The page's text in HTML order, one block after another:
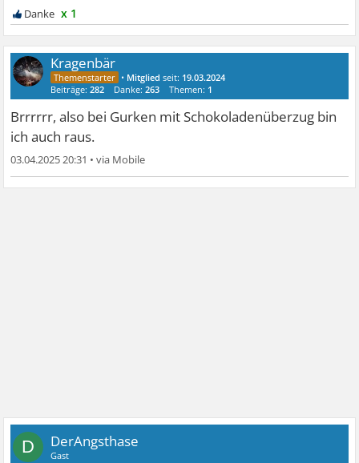
x 1
Kragenbär
• Mitglied seit: 19.03.2024
Beiträge:282 Danke:263 Themen: 1
Brrrrrr, also bei Gurken mit Schokoladenüberzug bin
ich auch raus.
03.04.2025 20:31 •
D DerAngsthase
Gast